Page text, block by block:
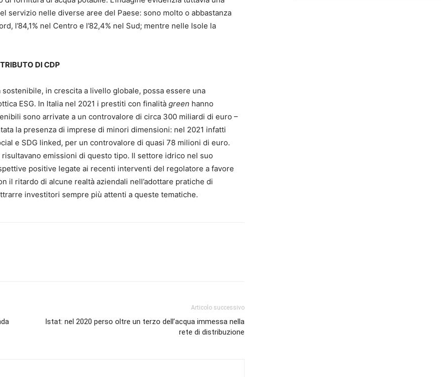
servizio nelle diverse aree del Paese: sono molto o abbastanza
l’84,1% nel Centro e l’82,4% nel Sud; mentre nelle Isole la
DI CDP
in crescita a livello globale, possa essere una
ESG. In Italia nel 2021 i prestiti con finalità green hanno
sono arrivate a un controvalore di circa 300 miliardi di euro –
la presenza di imprese di minori dimensioni: nel 2021 infatti
e SDG linked, per un controvalore di quasi 78 milioni di euro.
emissioni di questo tipo. Il settore idrico nel suo
positive legate ai recenti interventi del regolatore a favore
il ritardo di alcune realtà aziendali nell’adottare pratiche di
investitori sempre più attenti a queste tematiche.
Articolo successivo
Istat: nel 2020 perso oltre un terzo dell’acqua immessa nella
rete di distribuzione